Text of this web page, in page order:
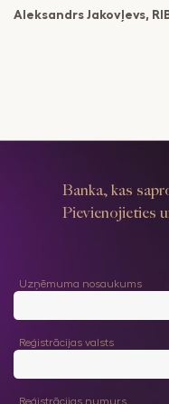
Aleksandrs Jakovļevs,
Banka, kas
Pievienojieties
Uzņēmuma nosaukums
Reģistrācijas valsts
Reģistrācijas numurs